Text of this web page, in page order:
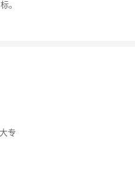
。
大专